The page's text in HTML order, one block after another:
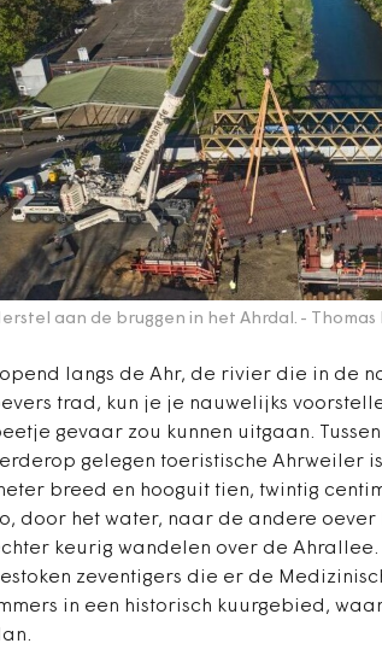
aan de bruggen in het Ahrdal. - Thomas
langs de Ahr, de rivier die in de
trad, kun je je nauwelijks
gevaar zou kunnen uitgaan.
gelegen toeristische Ahrweiler
breed en hooguit tien, twintig
door het water, naar de andere
keurig wandelen over de
zeventigers die er de
in een historisch kuurgebied,